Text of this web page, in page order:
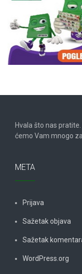
Hvala što nas
ćemo Vam mnogo
META
Prijava
Sažetak objava
Sažetak
WordPress.org